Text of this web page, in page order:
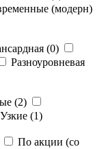
(модерн)
(0)
Разноуровневая
(2)
Узкие (1)
По акции (со